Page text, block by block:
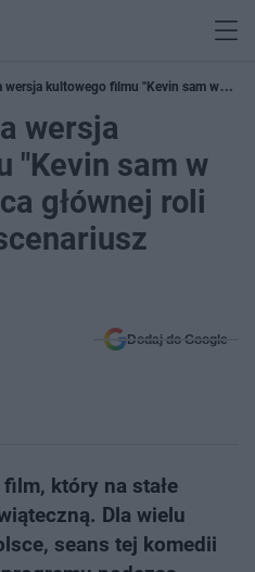
wersja kultowego filmu "Kevin sam w
na scenariusz
wersja
"Kevin sam w
głównej roli
Dodaj do Google
który na stałe
Dla wielu
seans tej komedii